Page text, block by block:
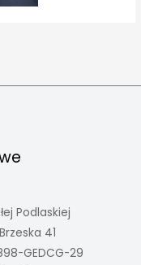
Podlaskiej
41
GEDCG-29